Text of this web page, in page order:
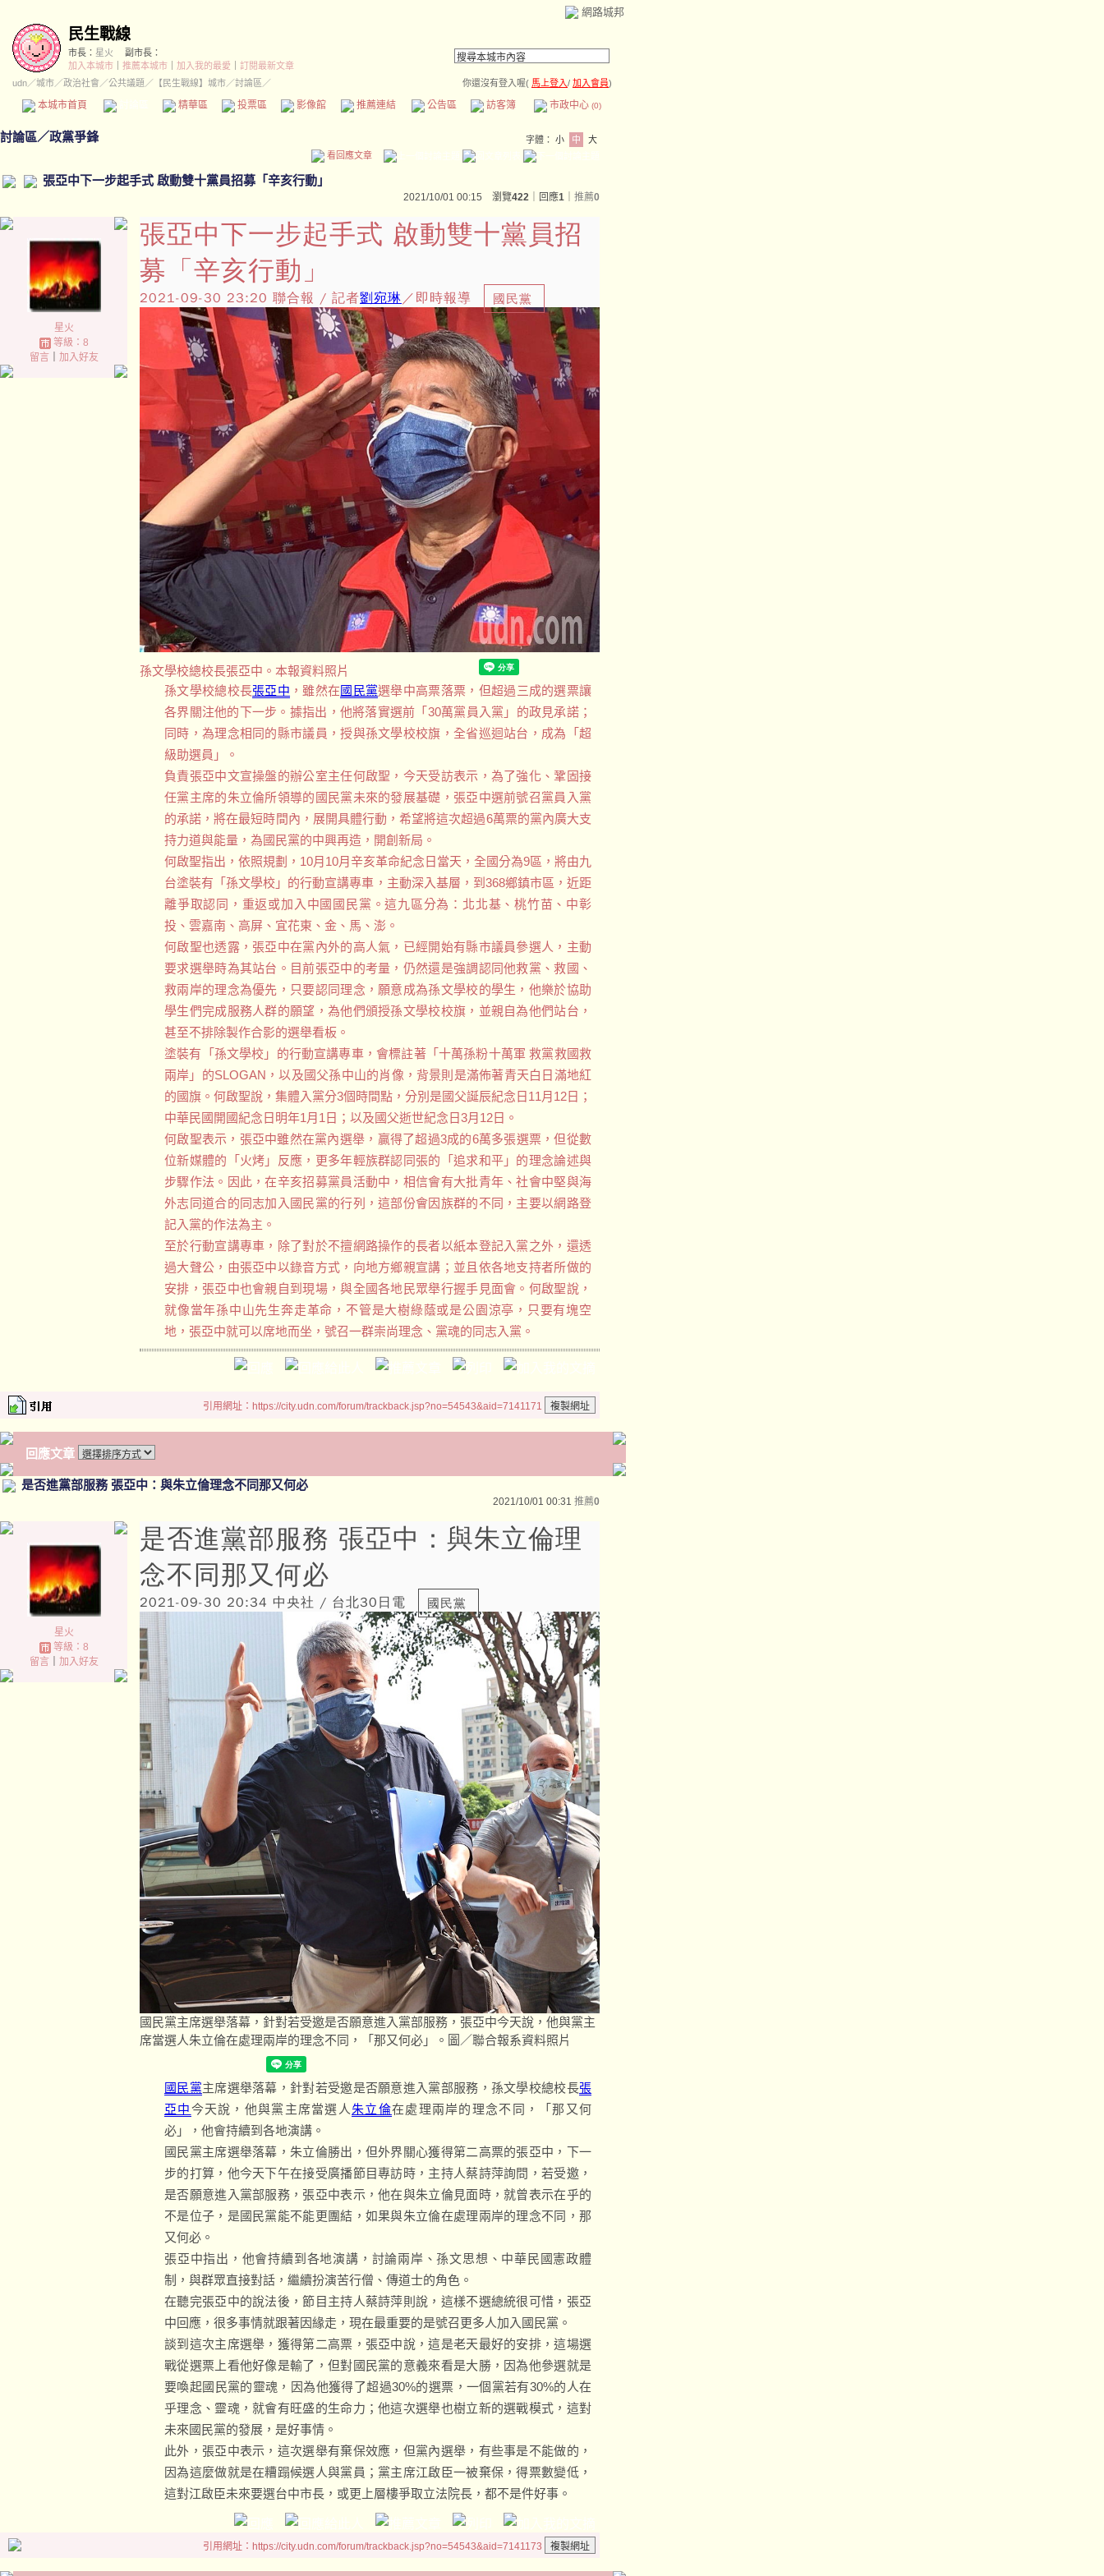
網路城邦
民生戰線
市長： 星火
副市長：
加入本城市
推薦本城市 加入我的最愛
訂閱最新文章
udn／城市／政治社會 ／公共議題 ／ 【民生戰線】城市／討論區／ 你還沒有登入喔( 馬上登入/ 加入會員)
本城市首頁 精華區 投票區 影像館 推薦連結 公告區 訪客簿 市政中心 (0)
討論區／政黨爭鋒 字體： 小 中
大
看回應文章
張亞中下一步起手式 啟動雙十黨員招募「辛亥行動」
2021/10/01 00:15 瀏覽422 ｜回應1 推薦0
星火
等級：8
留言｜ 加入好友
張亞中下一步起手式 啟動雙十黨員招
募「辛亥行動」
2021-09-30 23:20 聯合報 / 記者劉宛琳／即時報導 國民黨
孫文學校總校長張亞中。本報資料照片
孫文學校總校長張亞中 ，雖然在國民黨選舉中高票落票，但超過三成的選票讓
各界關注他的下一步。據指出，他將落實選前「30萬黨員入黨」的政見承諾；
同時，為理念相同的縣市議員，授與孫文學校校旗，全省巡迴站台，成為「超
級助選員」。
負責張亞中文宣操盤的辦公室主任何啟聖，今天受訪表示，為了強化、鞏固接
任黨主席的朱立倫所領導的國民黨未來的發展基礎，張亞中選前號召黨員入黨
的承諾，將在最短時間內，展開具體行動，希望將這次超過6萬票的黨內廣大支
持力道與能量，為國民黨的中興再造，開創新局。
何啟聖指出，依照規劃，10月10月辛亥革命紀念日當天，全國分為9區，將由九
台塗裝有「孫文學校」的行動宣講專車，主動深入基層，到368鄉鎮市區，近距
離爭取認同，重返或加入中國國民黨。這九區分為：北北基、桃竹苗、中彰
投、雲嘉南、高屏、宜花東、金、馬、澎。
何啟聖也透露，張亞中在黨內外的高人氣，已經開始有縣市議員參選人，主動
要求選舉時為其站台。目前張亞中的考量，仍然還是強調認同他救黨、救國、
救兩岸的理念為優先，只要認同理念，願意成為孫文學校的學生，他樂於協助
學生們完成服務人群的願望，為他們頒授孫文學校校旗，並親自為他們站台，
甚至不排除製作合影的選舉看板。
塗裝有「孫文學校」的行動宣講專車，會標註著「十萬孫粉十萬軍 救黨救國救
兩岸」的SLOGAN，以及國父孫中山的肖像，背景則是滿佈著青天白日滿地紅
的國旗。何啟聖說，集體入黨分3個時間點，分別是國父誕辰紀念日11月12日；
中華民國開國紀念日明年1月1日；以及國父逝世紀念日3月12日。
何啟聖表示，張亞中雖然在黨內選舉，贏得了超過3成的6萬多張選票，但從數
位新媒體的「火烤」反應，更多年輕族群認同張的「追求和平」的理念論述與
步驟作法。因此，在辛亥招募黨員活動中，相信會有大批青年、社會中堅與海
外志同道合的同志加入國民黨的行列，這部份會因族群的不同，主要以網路登
記入黨的作法為主。
至於行動宣講專車，除了對於不擅網路操作的長者以紙本登記入黨之外，還透
過大聲公，由張亞中以錄音方式，向地方鄉親宣講；並且依各地支持者所做的
安排，張亞中也會親自到現場，與全國各地民眾舉行握手見面會。何啟聖說，
就像當年孫中山先生奔走革命，不管是大樹綠蔭或是公園涼亭，只要有塊空
地，張亞中就可以席地而坐，號召一群崇尚理念、黨魂的同志入黨。
引用網址：https://city.udn.com/forum/trackback.jsp?no=54543&aid=7141171
回應文章
是否進黨部服務 張亞中：與朱立倫理念不同那又何必
2021/10/01 00:31 推薦0
星火
等級：8
留言｜ 加入好友
是否進黨部服務 張亞中：與朱立倫理
念不同那又何必
2021-09-30 20:34 中央社 / 台北30日電 國民黨
國民黨主席選舉落幕，針對若受邀是否願意進入黨部服務，張亞中今天說，他與黨主
席當選人朱立倫在處理兩岸的理念不同，「那又何必」。圖／聯合報系資料照片
國民黨主席選舉落幕，針對若受邀是否願意進入黨部服務，孫文學校總校長張
亞中今天說，他與黨主席當選人 朱立倫在處理兩岸的理念不同，「那又何
必」，他會持續到各地演講。
國民黨主席選舉落幕，朱立倫勝出，但外界關心獲得第二高票的張亞中，下一
步的打算，他今天下午在接受廣播節目專訪時，主持人蔡詩萍詢問，若受邀，
是否願意進入黨部服務，張亞中表示，他在與朱立倫見面時，就曾表示在乎的
不是位子，是國民黨能不能更團結，如果與朱立倫在處理兩岸的理念不同，那
又何必。
張亞中指出，他會持續到各地演講，討論兩岸、孫文思想、中華民國憲政體
制，與群眾直接對話，繼續扮演苦行僧、傳道士的角色。
在聽完張亞中的說法後，節目主持人蔡詩萍則說，這樣不選總統很可惜，張亞
中回應，很多事情就跟著因緣走，現在最重要的是號召更多人加入國民黨。
談到這次主席選舉，獲得第二高票，張亞中說，這是老天最好的安排，這場選
戰從選票上看他好像是輸了，但對國民黨的意義來看是大勝，因為他參選就是
要喚起國民黨的靈魂，因為他獲得了超過30%的選票，一個黨若有30%的人在
乎理念、靈魂，就會有旺盛的生命力；他這次選舉也樹立新的選戰模式，這對
未來國民黨的發展，是好事情。
此外，張亞中表示，這次選舉有棄保效應，但黨內選舉，有些事是不能做的，
因為這麼做就是在糟蹋候選人與黨員；黨主席江啟臣一被棄保，得票數變低，
這對江啟臣未來要選台中市長，或更上層樓爭取立法院長，都不是件好事。
引用網址：https://city.udn.com/forum/trackback.jsp?no=54543&aid=7141173